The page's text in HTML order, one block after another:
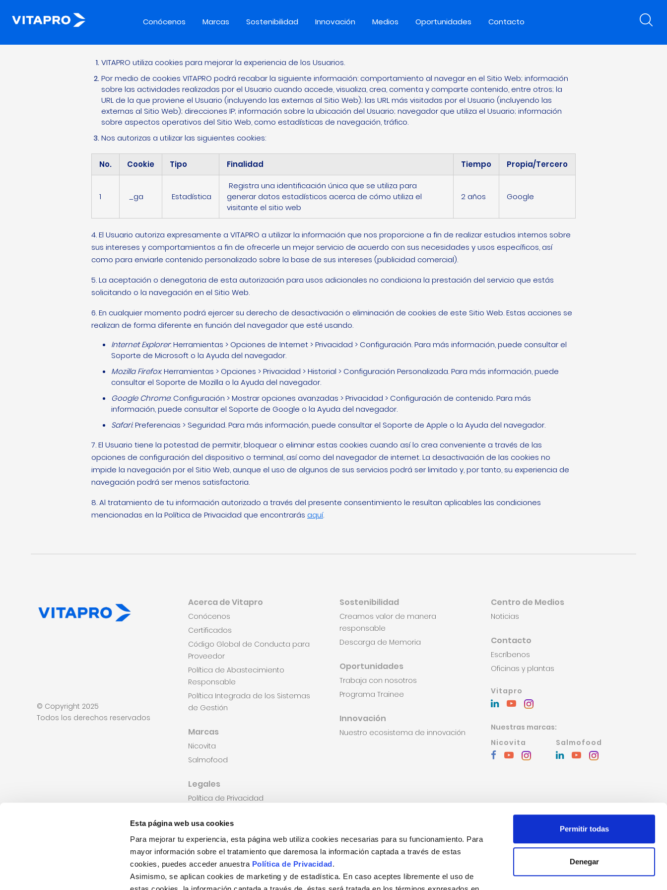
Esta página web usa cookies
Para mejorar tu experiencia, esta página web utiliza cookies necesarias para su funcionamiento. Para
mayor información sobre el tratamiento que daremosa la información captada a través de estas
cookies, puedes acceder anuestra Política de Privacidad.
Asimismo, se aplican cookies de marketing y de estadística. En caso aceptes libremente el uso de
Permitir todas
Denegar
Conócenos Marcas Sostenibilidad Innovación Medios Oportunidades Contacto
CONSENTIMIENTO PARA EL USO DE COOKIES
VITAPRO utiliza cookies para mejorar la experiencia de los Usuarios.
Por medio de cookies VITAPRO podrá recabar la siguiente información: comportamiento al navegar en el Sitio Web; información
sobre las actividades realizadas por el Usuario cuando accede, visualiza, crea, comenta y comparte contenido, entre otros; la
URL de la que proviene el Usuario (incluyendo las externas al Sitio Web); las URL más visitadas por el Usuario (incluyendo las
externas al Sitio Web); direcciones IP; información sobre la ubicación del Usuario; navegador que utiliza el Usuario; información
sobre aspectos operativos del Sitio Web, como estadísticas de navegación, tráfico.
Nos autorizas a utilizar las siguientes cookies:
No. Cookie Tipo Finalidad Tiempo Propia/Tercero
1 _ga Estadística
Registra una identificación única que se utiliza para
generar datos estadísticos acerca de cómo utiliza el
visitante el sitio web
2 años Google
4. El Usuario autoriza expresamente a VITAPRO a utilizar la información que nos proporcione a fin de realizar estudios internos sobre
sus intereses y comportamientos a fin de ofrecerle un mejor servicio de acuerdo con sus necesidades y usos específicos, así
como para enviarle contenido personalizado sobre la base de sus intereses (publicidad comercial).
5. La aceptación o denegatoria de esta autorización para usos adicionales no condiciona la prestación del servicio que estás
solicitando o la navegación en el Sitio Web.
6. En cualquier momento podrá ejercer su derecho de desactivación o eliminación de cookies de este Sitio Web. Estas acciones se
realizan de forma diferente en función del navegador que esté usando.
Internet Explorer: Herramientas > Opciones de Internet > Privacidad > Configuración. Para más información, puede consultar el
Soporte de Microsoft o la Ayuda del navegador.
Mozilla Firefox: Herramientas > Opciones > Privacidad > Historial > Configuración Personalizada. Para más información, puede
consultar el Soporte de Mozilla o la Ayuda del navegador.
Google Chrome: Configuración > Mostrar opciones avanzadas > Privacidad > Configuración de contenido. Para más
información, puede consultar el Soporte de Google o la Ayuda del navegador.
Safari: Preferencias > Seguridad. Para más información, puede consultar el Soporte de Apple o la Ayuda del navegador.
7. El Usuario tiene la potestad de permitir, bloquear o eliminar estas cookies cuando así lo crea conveniente a través de las
opciones de configuración del dispositivo o terminal, así como del navegador de internet. La desactivación de las cookies no
impide la navegación por el Sitio Web, aunque el uso de algunos de sus servicios podrá ser limitado y, por tanto, su experiencia de
navegación podrá ser menos satisfactoria.
8. Al tratamiento de tu información autorizado a través del presente consentimiento le resultan aplicables las condiciones
mencionadas en la Política de Privacidad que encontrarás aquí.
© Copyright 2025
Todos los derechos reservados
Acerca de Vitapro
Conócenos
Certificados
Código Global de Conducta para
Proveedor
Política de Abastecimiento
Responsable
Política Integrada de los Sistemas
de Gestión
Marcas
Nicovita
Salmofood
Legales
Política de Privacidad
Consentimiento para uso de
cookies
Línea y Compromisos Éticos
Lista de Terceros y Encargados
Sostenibilidad
Creamos valor de manera
responsable
Descarga de Memoria
Oportunidades
Trabaja con nosotros
Programa Trainee
Innovación
Nuestro ecosistema de innovación
Centro de Medios
Noticias
Contacto
Escríbenos
Oficinas y plantas
Vitapro
Nuestras marcas:
Nicovita
Salmofood